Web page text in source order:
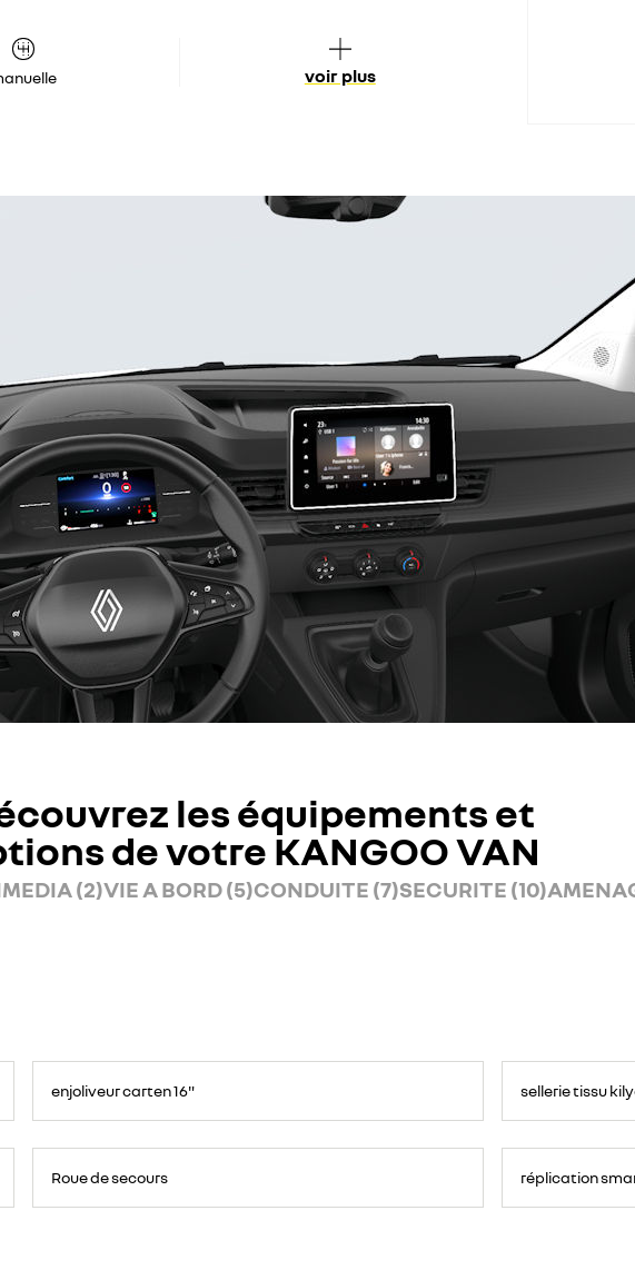
voir plus
les équipements et
de votre KANGOO VAN
(2)VIE A BORD (5)CONDUITE (7)SECURITE (10)
enjoliveur carten 16" sellerie tissu
Roue de secours réplication